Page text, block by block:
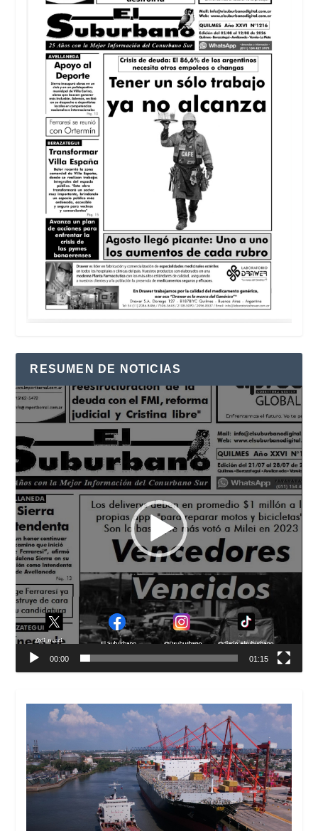
RESUMEN DE NOTICIAS
Reproductor
de
vídeo
00:00 01:15